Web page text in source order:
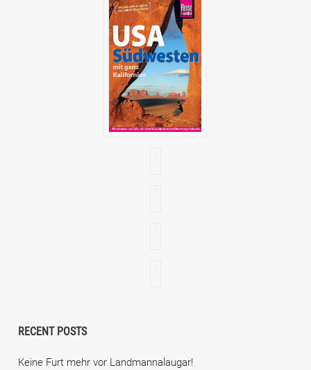
RECENT POSTS
Keine Furt mehr vor Landmannalaugar!